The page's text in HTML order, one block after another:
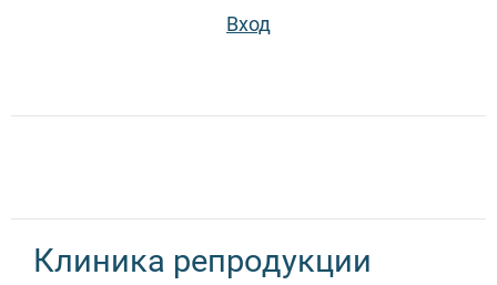
Вход
Клиника репродукции